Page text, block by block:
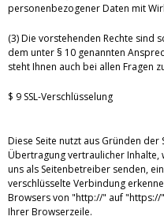
personenbezogener Daten mit
(3) Die vorstehenden Rechte sind
dem unter § 10 genannten
steht Ihnen auch bei allen Fragen
$ 9 SSL-Verschlüsselung
Diese Seite nutzt aus Gründen der
Übertragung vertraulicher Inhalte,
uns als Seitenbetreiber senden,
verschlüsselte Verbindung
Browsers von "http://" auf "https://
Ihrer Browserzeile.